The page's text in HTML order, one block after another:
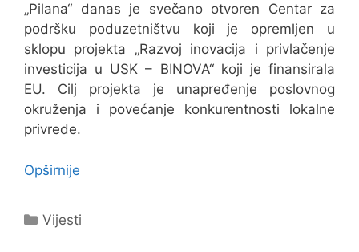
„Pilana“ danas je svečano otvoren Centar za
podršku poduzetništvu koji je opremljen u
sklopu projekta „Razvoj inovacija i privlačenje
investicija u USK – BINOVA“ koji je finansirala
EU. Cilj projekta je unapređenje poslovnog
okruženja i povećanje konkurentnosti lokalne
privrede.
Opširnije
Kategorije
Vijesti